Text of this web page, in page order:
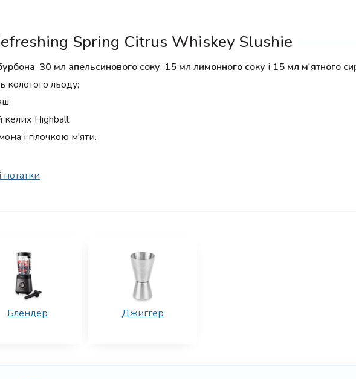
Spring Citrus Whiskey Slushie
, 30 мл апельсинового соку, 15 мл лимонного соку і 15 мл м'ятного
колотого льоду;
Highball;
і гілочкою м'яти.
нотатки
Блендер Джиггер